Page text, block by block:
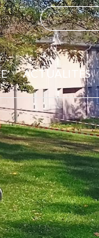
ACTUALITÉS